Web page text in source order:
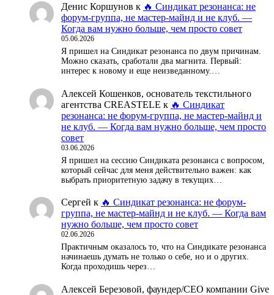
Денис Коршунов к 🔥 Синдикат резонанса: не
форум-группа, не мастер-майнд и не клуб. —
Когда вам нужно больше, чем просто совет
05.06.2026
Я пришел на Синдикат резонанса по двум причинам.
Можно сказать, сработали два магнита. Первый:
интерес к новому и еще неизведанному.…
Алексей Кошенков, основатель текстильного
агентства CREASTELE к 🔥 Синдикат
резонанса: не форум-группа, не мастер-майнд и
не клуб. — Когда вам нужно больше, чем просто
совет
03.06.2026
Я пришел на сессию Синдиката резонанса с вопросом,
который сейчас для меня действительно важен: как
выбрать приоритетную задачу в текущих…
Сергей к 🔥 Синдикат резонанса: не форум-
группа, не мастер-майнд и не клуб. — Когда вам
нужно больше, чем просто совет
02.06.2026
Практичным оказалось то, что на Синдикате резонанса
начинаешь думать не только о себе, но и о других.
Когда проходишь через…
Алексей Березовой, фаундер/СЕО компании Give